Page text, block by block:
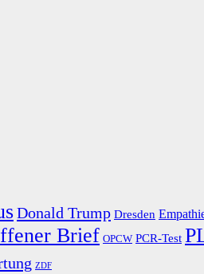
Donald Trump Dresden
Brief OPCW PCR-Test
ZDF